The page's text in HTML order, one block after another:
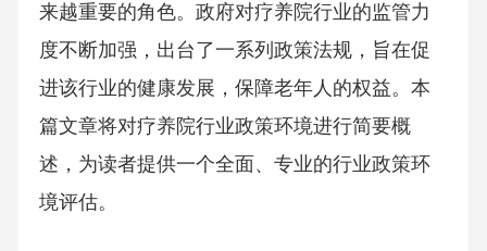
来越重要的角色。政府对疗养院行业的监管力
度不断加强，出台了一系列政策法规，旨在促
进该行业的健康发展，保障老年人的权益。本
篇文章将对疗养院行业政策环境进行简要概
述，为读者提供一个全面、专业的行业政策环
境评估。